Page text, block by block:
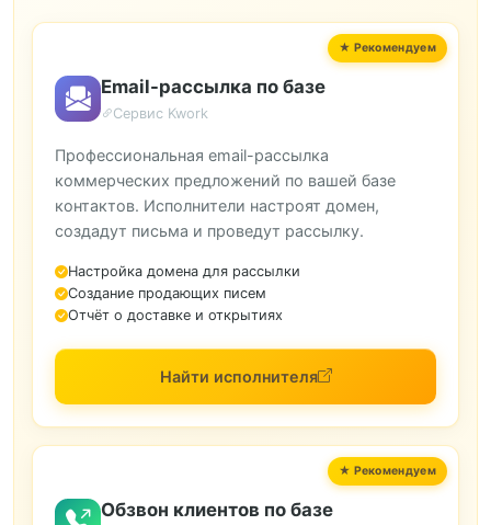
Email-рассылка по базе
Сервис Kwork
Профессиональная email-рассылка
коммерческих предложений по вашей базе
контактов. Исполнители настроят домен,
создадут письма и проведут рассылку.
Настройка домена для рассылки
Создание продающих писем
Отчёт о доставке и открытиях
Найти исполнителя
Обзвон клиентов по базе